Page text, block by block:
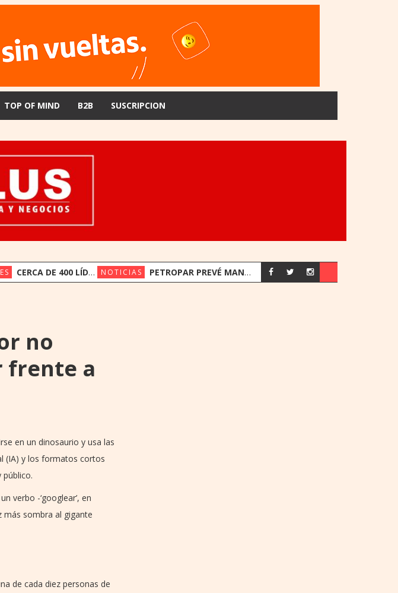
TOP OF MIND B2B SUSCRIPCION
CERCA DE 400 LÍDERES DE LA INDUSTRIA FINANCIERA PARTICIPAN DE LA CONVENCIÓN BANCARIA DE ASOBAN NOTICIAS PETROPAR PREVÉ MANTENER SUS PRECIOS EN UN ESCENARIO DE SUBAS
no
frente a
en un dinosaurio y usa las
(IA) y los formatos cortos
público.
verbo -‘googlear’, en
más sombra al gigante
de cada diez personas de